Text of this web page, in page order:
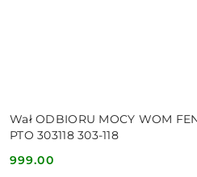
Wał ODBIORU MOCY WOM
PTO 303118 303-118
Cena:
999.00